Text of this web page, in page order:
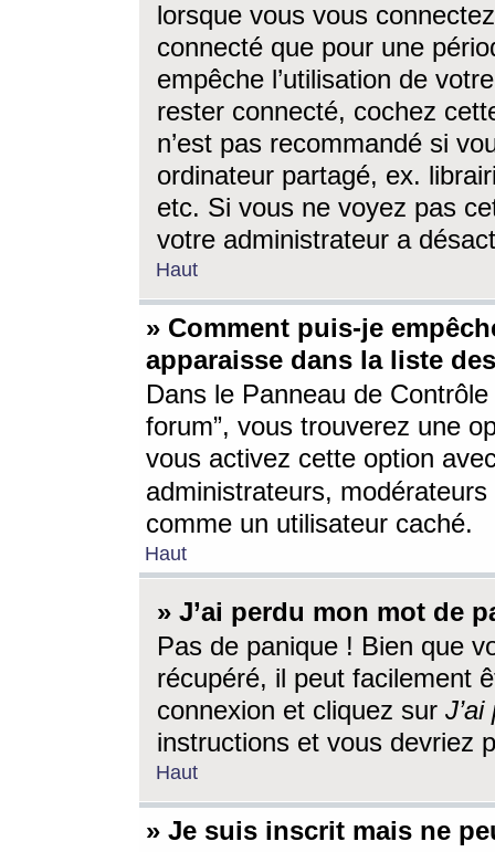
lorsque vous vous
connecté que pour une
empêche l’utilisation de
rester connecté, cochez
n’est pas recommandé si
ordinateur partagé, ex.
etc. Si vous ne voyez pas
votre administrateur a
Haut
» Comment puis-je
apparaisse dans la liste
Dans le Panneau de
forum”, vous trouverez une
vous activez cette option
administrateurs,
comme un utilisateur caché.
Haut
» J’ai perdu mon mot de
Pas de panique ! Bien que
récupéré, il peut facilement
connexion et cliquez sur
instructions et vous devriez
Haut
» Je suis inscrit mais ne